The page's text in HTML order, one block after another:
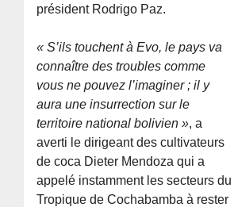
président Rodrigo Paz.
« S’ils touchent à Evo, le pays va
connaître des troubles comme
vous ne pouvez l’imaginer ; il y
aura une insurrection sur le
territoire national bolivien », a
averti le dirigeant des cultivateurs
de coca Dieter Mendoza qui a
appelé instamment les secteurs du
Tropique de Cochabamba à rester